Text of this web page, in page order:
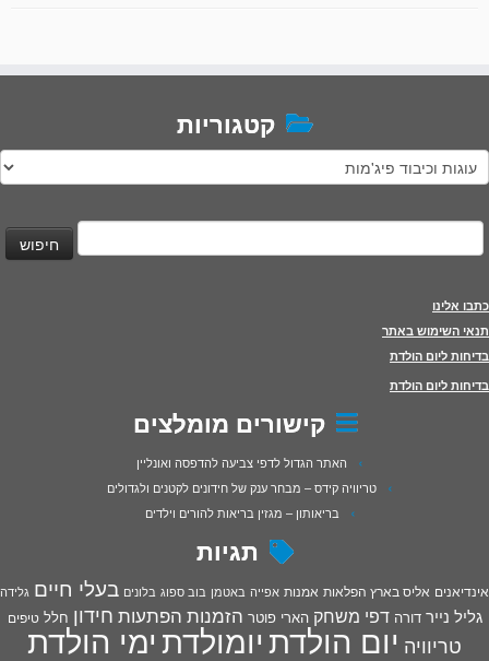
קטגוריות
קטגוריות
חיפוש:
כתבו אלינו
תנאי השימוש באתר
בדיחות ליום הולדת
בדיחות ליום הולדת
קישורים מומלצים
האתר הגדול לדפי צביעה להדפסה ואונליין
טריוויה קידס – מבחר ענק של חידונים לקטנים ולגדולים
בריאותון – מגזין בריאות להורים וילדים
תגיות
אינדיאנים אליס בארץ הפלאות אמנות אפייה באטמן בוב ספוג בלונים בעלי חיים גלידה
גליל נייר דורה דפי משחק הארי פוטר הזמנות הפתעות חידון חלל טיפים
טריוויה יום הולדתיומולדתימי הולדת